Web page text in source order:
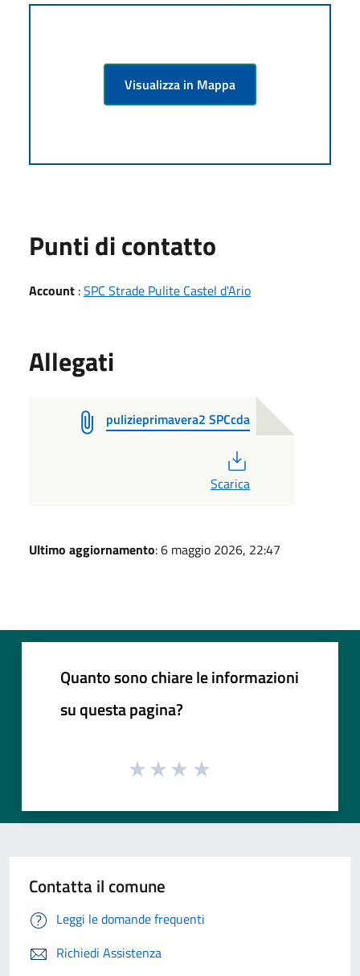
Visualizza in Mappa
Punti di contatto
Account :SPC Strade Pulite Castel d'Ario
Allegati
pulizieprimavera2 SPCcda
Scarica
Ultimo aggiornamento: 6 maggio 2026, 22:47
Quanto sono chiare le informazioni
su questa pagina?
Contatta il comune
Leggi le domande frequenti
Richiedi Assistenza